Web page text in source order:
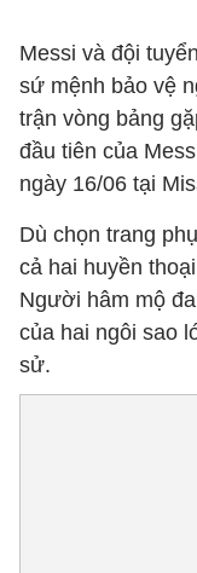
Messi và đội
sứ mệnh bảo vệ
trận vòng bảng
đầu tiên của
ngày 16/06 tại
Dù chọn trang
cả hai huyền
Người hâm mộ
của hai ngôi sao
sử.